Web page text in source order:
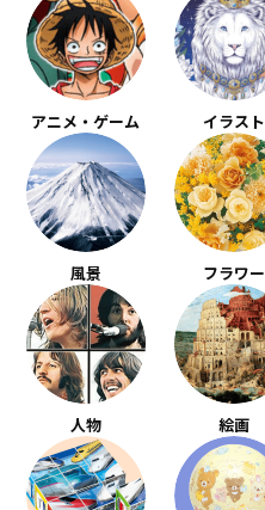
アニメ・ゲーム イラスト
風景 フラワー
人物 絵画